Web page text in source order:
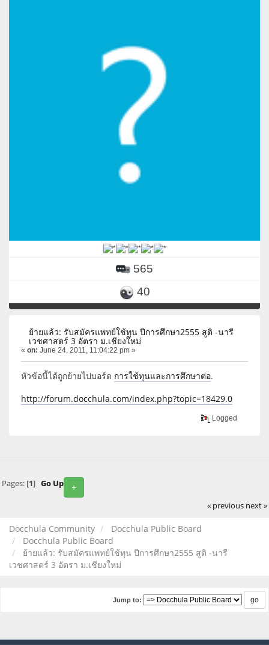
565
40
ย้ายแล้ว: รับสมัครแพทย์ใช้ทุน ปีการศึกษา2555 สูติ -นารี
เวชศาสตร์ 3 อัตรา ม.เชียงใหม่
« on: June 24, 2011, 11:04:22 pm »
หัวข้อนี้ได้ถูกย้ายไปบอร์ด การใช้ทุนและการศึกษาต่อ.
http://forum.docchula.com/index.php?topic=18429.0
Logged
+
Pages: [1] Go Up
« previous next »
Docchula Community
Docchula Public Board
Docchula Public Board
ย้ายแล้ว: รับสมัครแพทย์ใช้ทุน ปีการศึกษา2555 สูติ -นารี
เวชศาสตร์ 3 อัตรา ม.เชียงใหม่
Jump to: